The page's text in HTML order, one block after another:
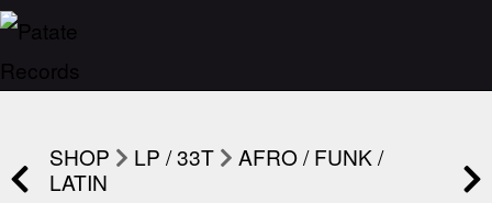
SHOP LP / 33T
AFRO / FUNK /
LATIN